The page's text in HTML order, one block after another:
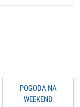
POGODA NA
WEEKEND